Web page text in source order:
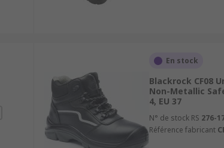
En stock
Blackrock CF08
Non-Metallic
4, EU 37
N° de stock RS 276-
Référence fabricant